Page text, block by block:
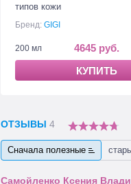
типов кожи
Бренд: GIGI
200 мл
4645 руб.
КУПИТЬ
ОТЗЫВЫ 4
Сначала полезные